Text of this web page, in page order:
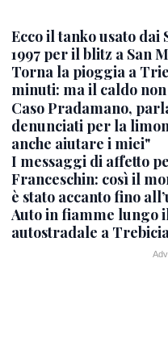
Ecco il tanko usato dai
1997 per il blitz a San
Torna la pioggia a
minuti: ma il caldo
Caso Pradamano,
denunciati per la
anche aiutare i miei"
I messaggi di affetto
Franceschin: così il
è stato accanto fino
Auto in fiamme lungo
autostradale a